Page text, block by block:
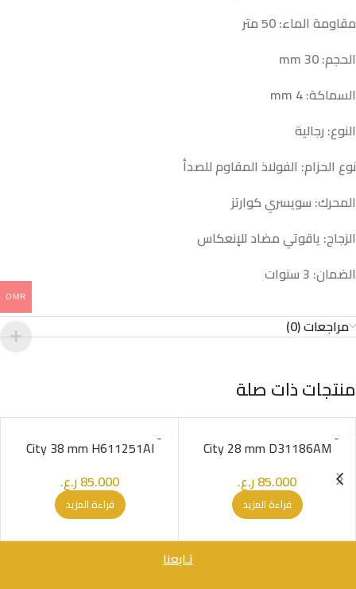
مقاومة الماء: 50 متر
الحجم: 30 mm
السماكة: 4 mm
النوع: رجالية
نوع الحزام: الفولاذ المقاوم للصدأ
المحرك: سويسري كوارتز
الزجاج: ياقوتي مضاد للإنعكاس
الضمان: 3 سنوات
مراجعات (0)
منتجات ذات صلة
SOLD OUT
City 28 mm D31186AM
85.000ر.ع.
قراءة المزيد
SOLD OUT
City 38 mm H611251AI
85.000ر.ع.
قراءة المزيد
تـابعنا
OMR